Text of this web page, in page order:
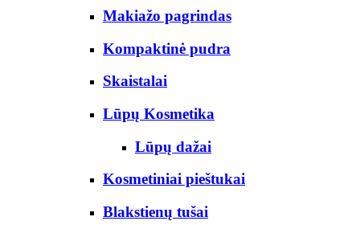
Makiažo pagrindas
Kompaktinė pudra
Skaistalai
Lūpų Kosmetika
Lūpų dažai
Kosmetiniai pieštukai
Blakstienų tušai